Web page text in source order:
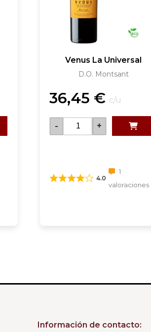
Venus La Universal
D.O. Montsant
36,45 € c/u
- +
4.0
1
valoraciones
Información de contacto: